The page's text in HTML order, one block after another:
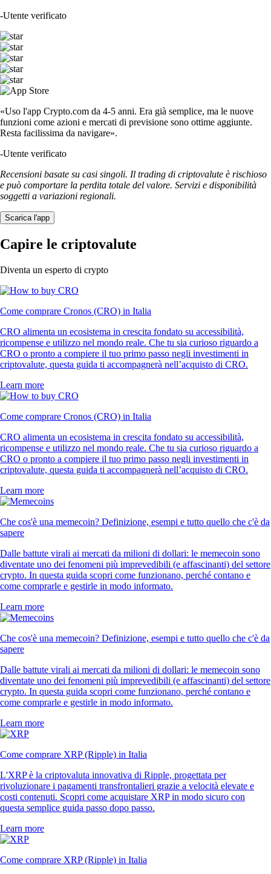
-Utente verificato
«Uso l'app Crypto.com da 4-5 anni. Era già semplice, ma le nuove
funzioni come azioni e mercati di previsione sono ottime aggiunte.
Resta facilissima da navigare».
-Utente verificato
Recensioni basate su casi singoli. Il trading di criptovalute è rischioso
e può comportare la perdita totale del valore. Servizi e disponibilità
soggetti a variazioni regionali.
Scarica l'app
Capire le criptovalute
Diventa un esperto di crypto
Come comprare Cronos (CRO) in Italia
CRO alimenta un ecosistema in crescita fondato su accessibilità,
ricompense e utilizzo nel mondo reale. Che tu sia curioso riguardo a
CRO o pronto a compiere il tuo primo passo negli investimenti in
criptovalute, questa guida ti accompagnerà nell’acquisto di CRO.
Learn more
Come comprare Cronos (CRO) in Italia
CRO alimenta un ecosistema in crescita fondato su accessibilità,
ricompense e utilizzo nel mondo reale. Che tu sia curioso riguardo a
CRO o pronto a compiere il tuo primo passo negli investimenti in
criptovalute, questa guida ti accompagnerà nell’acquisto di CRO.
Learn more
Che cos'è una memecoin? Definizione, esempi e tutto quello che c'è da
sapere
Dalle battute virali ai mercati da milioni di dollari: le memecoin sono
diventate uno dei fenomeni più imprevedibili (e affascinanti) del settore
crypto. In questa guida scopri come funzionano, perché contano e
come comprarle e gestirle in modo informato.
Learn more
Che cos'è una memecoin? Definizione, esempi e tutto quello che c'è da
sapere
Dalle battute virali ai mercati da milioni di dollari: le memecoin sono
diventate uno dei fenomeni più imprevedibili (e affascinanti) del settore
crypto. In questa guida scopri come funzionano, perché contano e
come comprarle e gestirle in modo informato.
Learn more
Come comprare XRP (Ripple) in Italia
L'XRP è la criptovaluta innovativa di Ripple, progettata per
rivoluzionare i pagamenti transfrontalieri grazie a velocità elevate e
costi contenuti. Scopri come acquistare XRP in modo sicuro con
questa semplice guida passo dopo passo.
Learn more
Come comprare XRP (Ripple) in Italia